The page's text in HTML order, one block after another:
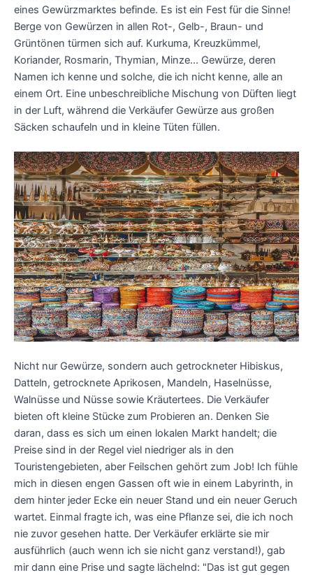
eines Gewürzmarktes befinde. Es ist ein Fest für die Sinne!
Berge von Gewürzen in allen Rot-, Gelb-, Braun- und
Grüntönen türmen sich auf. Kurkuma, Kreuzkümmel,
Koriander, Rosmarin, Thymian, Minze... Gewürze, deren
Namen ich kenne und solche, die ich nicht kenne, alle an
einem Ort. Eine unbeschreibliche Mischung von Düften liegt
in der Luft, während die Verkäufer Gewürze aus großen
Säcken schaufeln und in kleine Tüten füllen.
Nicht nur Gewürze, sondern auch getrockneter Hibiskus,
Datteln, getrocknete Aprikosen, Mandeln, Haselnüsse,
Walnüsse und Nüsse sowie Kräutertees. Die Verkäufer
bieten oft kleine Stücke zum Probieren an. Denken Sie
daran, dass es sich um einen lokalen Markt handelt; die
Preise sind in der Regel viel niedriger als in den
Touristengebieten, aber Feilschen gehört zum Job! Ich fühle
mich in diesen engen Gassen oft wie in einem Labyrinth, in
dem hinter jeder Ecke ein neuer Stand und ein neuer Geruch
wartet. Einmal fragte ich, was eine Pflanze sei, die ich noch
nie zuvor gesehen hatte. Der Verkäufer erklärte sie mir
ausführlich (auch wenn ich sie nicht ganz verstand!), gab
mir dann eine Prise und sagte lächelnd: "Das ist gut gegen